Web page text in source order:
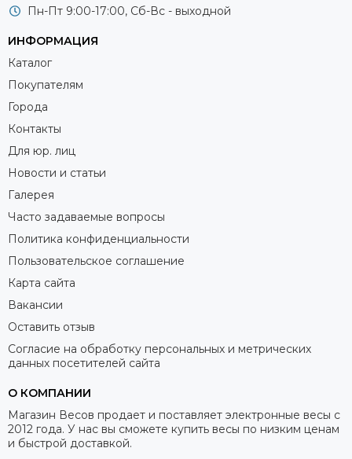
Пн-Пт 9:00-17:00, Сб-Вс - выходной
ИНФОРМАЦИЯ
Каталог
Покупателям
Города
Контакты
Для юр. лиц
Новости и статьи
Галерея
Часто задаваемые вопросы
Политика конфиденциальности
Пользовательское соглашение
Карта сайта
Вакансии
Оставить отзыв
Согласие на обработку персональных и метрических
данных посетителей сайта
О КОМПАНИИ
Магазин Весов продает и поставляет электронные весы с
2012 года. У нас вы сможете купить весы по низким ценам
и быстрой доставкой.